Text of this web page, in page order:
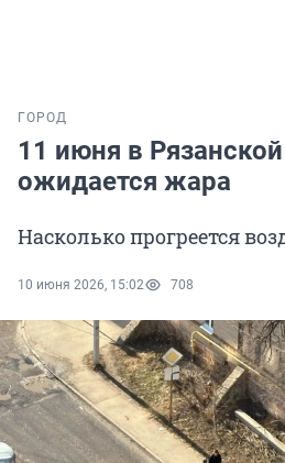
ГОРОД
11 июня в
ожидается жара
Насколько прогреется
10 июня 2026, 15:02 708